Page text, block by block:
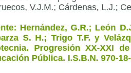
V.J.M.; Cárdenas, L.J.;
Hernández, G.R.; León
S. H.; Trigo T.F. y
Progresión XX-XXI
Pública. I.S.B.N. 970-